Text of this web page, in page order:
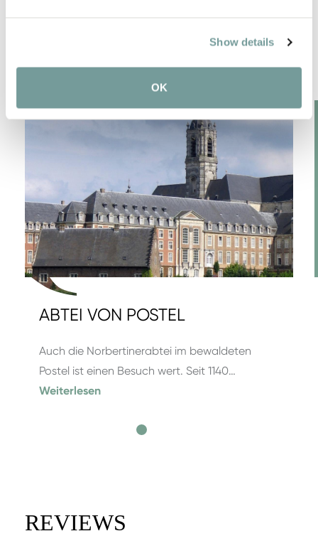
Show details
OK
ABTEI VON POSTEL
Auch die Norbertinerabtei im bewaldeten
Postel ist einen Besuch wert. Seit 1140…
Weiterlesen
REVIEWS